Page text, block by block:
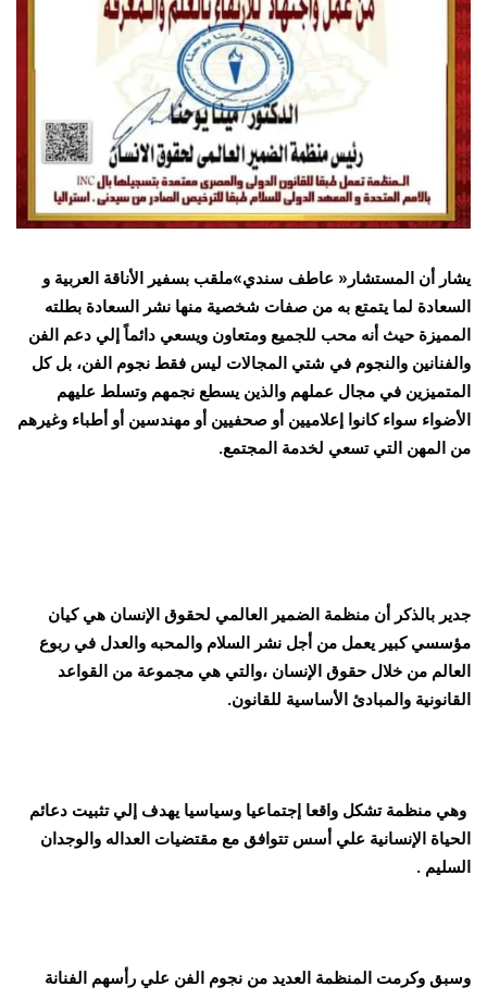
يشار أن المستشار« عاطف سندي»ملقب بسفير الأناقة العربية و
السعادة لما يتمتع به من صفات شخصية منها نشر السعادة بطلته
المميزة حيث أنه محب للجميع ومتعاون ويسعي دائماً إلي دعم الفن
والفنانين والنجوم في شتي المجالات ليس فقط نجوم الفن، بل كل
المتميزين في مجال عملهم والذين يسطع نجمهم وتسلط عليهم
الأضواء سواء كانوا إعلاميين أو صحفيين أو مهندسين أو أطباء وغيرهم
من المهن التي تسعي لخدمة المجتمع.
جدير بالذكر أن منظمة الضمير العالمي لحقوق الإنسان هي كيان
مؤسسي كبير يعمل من أجل نشر السلام والمحبه والعدل في ربوع
العالم من خلال حقوق الإنسان ،والتي هي مجموعة من القواعد
القانونية والمبادئ الأساسية للقانون.
وهي منظمة تشكل واقعا إجتماعيا وسياسيا يهدف إلي تثبيت دعائم
الحياة الإنسانية علي أسس تتوافق مع مقتضيات العداله والوجدان
السليم .
وسبق وكرمت المنظمة العديد من نجوم الفن علي رأسهم الفنانة